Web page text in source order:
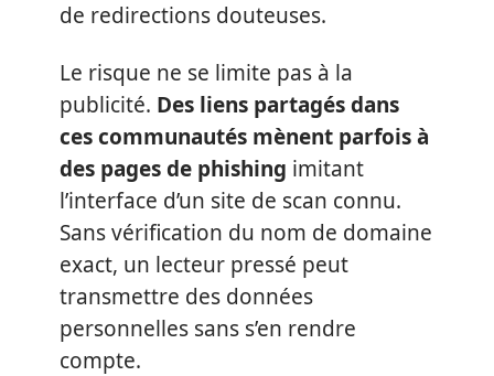
de redirections douteuses.
Le risque ne se limite pas à la
publicité. Des liens partagés dans
ces communautés mènent parfois à
des pages de phishing imitant
l’interface d’un site de scan connu.
Sans vérification du nom de domaine
exact, un lecteur pressé peut
transmettre des données
personnelles sans s’en rendre
compte.